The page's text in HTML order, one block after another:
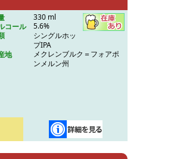
330 ml
コール
5.6%
シングルホッ
プIPA
地
メクレンブルク＝フォアポ
ンメルン州